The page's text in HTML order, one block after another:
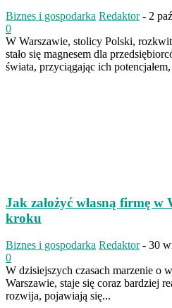
Biznes i gospodarka Redaktor - 2
0
W Warszawie, stolicy Polski,
stało się magnesem dla
świata, przyciągając ich
Jak założyć własną firmę
kroku
Biznes i gospodarka Redaktor - 30
0
W dzisiejszych czasach marzenie o
Warszawie, staje się coraz bardziej
rozwija, pojawiają się...